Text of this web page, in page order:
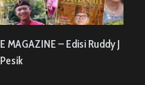
E MAGAZINE – Edisi Ruddy J
Pesik